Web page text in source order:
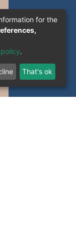
for the
.
That's ok